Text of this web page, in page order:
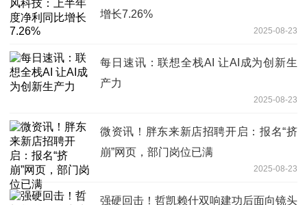
增长7.26%
2025-08-23
每日速讯：联想全栈AI 让AI成为创新生
产力
2025-08-23
微资讯！胖东来新店招聘开启：报名“挤
崩”网页，部门岗位已满
2025-08-23
强硬回击！哲凯赖什双响建功后面向镜头